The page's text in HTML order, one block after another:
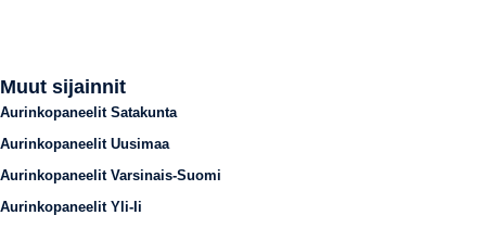
Muut sijainnit
Aurinkopaneelit Satakunta
Aurinkopaneelit Uusimaa
Aurinkopaneelit Varsinais-Suomi
Aurinkopaneelit Yli-Ii